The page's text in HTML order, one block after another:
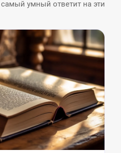
умный ответит на эти